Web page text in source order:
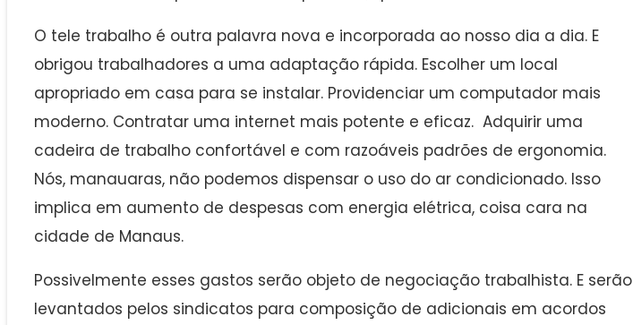
O tele trabalho é outra palavra nova e incorporada ao nosso dia a dia. E
obrigou trabalhadores a uma adaptação rápida. Escolher um local
apropriado em casa para se instalar. Providenciar um computador mais
moderno. Contratar uma internet mais potente e eficaz. Adquirir uma
cadeira de trabalho confortável e com razoáveis padrões de ergonomia.
Nós, manauaras, não podemos dispensar o uso do ar condicionado. Isso
implica em aumento de despesas com energia elétrica, coisa cara na
cidade de Manaus.
Possivelmente esses gastos serão objeto de negociação trabalhista. E serão
levantados pelos sindicatos para composição de adicionais em acordos